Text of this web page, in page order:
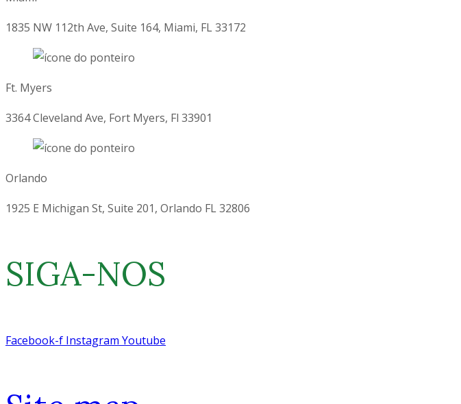
1835 NW 112th Ave, Suite 164, Miami, FL 33172
Ft. Myers
3364 Cleveland Ave, Fort Myers, Fl 33901
Orlando
1925 E Michigan St, Suite 201, Orlando FL 32806
SIGA-NOS
Facebook-f Instagram Youtube